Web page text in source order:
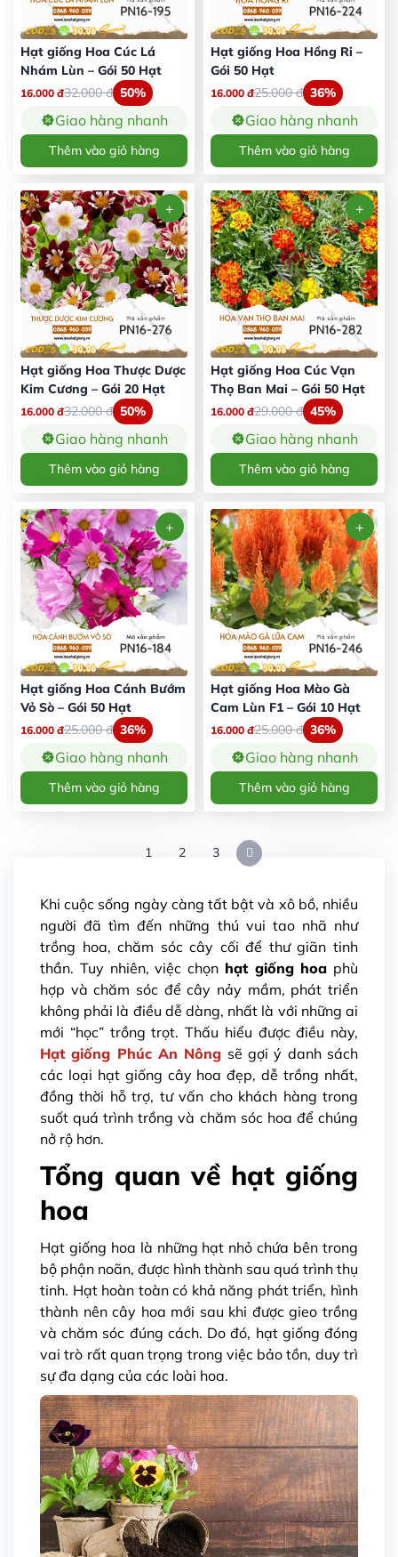
Hạt giống Hoa Cúc Lá
Nhám Lùn – Gói 50 Hạt
16.000 đ32.000đ 50%
Giao hàng nhanh
Thêm vào giỏ hàng
Hạt giống Hoa Hồng Ri –
Gói 50 Hạt
16.000 đ25.000đ 36%
Giao hàng nhanh
Thêm vào giỏ hàng
Hạt giống Hoa Thược Dược
Kim Cương – Gói 20 Hạt
16.000 đ32.000đ 50%
Giao hàng nhanh
Thêm vào giỏ hàng
Hạt giống Hoa Cúc Vạn
Thọ Ban Mai – Gói 50 Hạt
16.000 đ29.000đ 45%
Giao hàng nhanh
Thêm vào giỏ hàng
Hạt giống Hoa Cánh Bướm
Vỏ Sò – Gói 50 Hạt
16.000 đ25.000đ 36%
Giao hàng nhanh
Thêm vào giỏ hàng
Hạt giống Hoa Mào Gà
Cam Lùn F1 – Gói 10 Hạt
16.000 đ25.000đ 36%
Giao hàng nhanh
Thêm vào giỏ hàng
1 2 3
Khi cuộc sống ngày càng tất bật và xô bồ, nhiều
người đã tìm đến những thú vui tao nhã như
trồng hoa, chăm sóc cây cối để thư giãn tinh
thần. Tuy nhiên, việc chọn hạt giống hoa phù
hợp và chăm sóc để cây nảy mầm, phát triển
không phải là điều dễ dàng, nhất là với những ai
mới “học” trồng trọt. Thấu hiểu được điều này,
Hạt giống Phúc An Nông sẽ gợi ý danh sách
các loại hạt giống cây hoa đẹp, dễ trồng nhất,
đồng thời hỗ trợ, tư vấn cho khách hàng trong
suốt quá trình trồng và chăm sóc hoa để chúng
nở rộ hơn.
Tổng quan về hạt giống
hoa
Hạt giống hoa là những hạt nhỏ chứa bên trong
bộ phận noãn, được hình thành sau quá trình thụ
tinh. Hạt hoàn toàn có khả năng phát triển, hình
thành nên cây hoa mới sau khi được gieo trồng
và chăm sóc đúng cách. Do đó, hạt giống đóng
vai trò rất quan trọng trong việc bảo tồn, duy trì
sự đa dạng của các loài hoa.